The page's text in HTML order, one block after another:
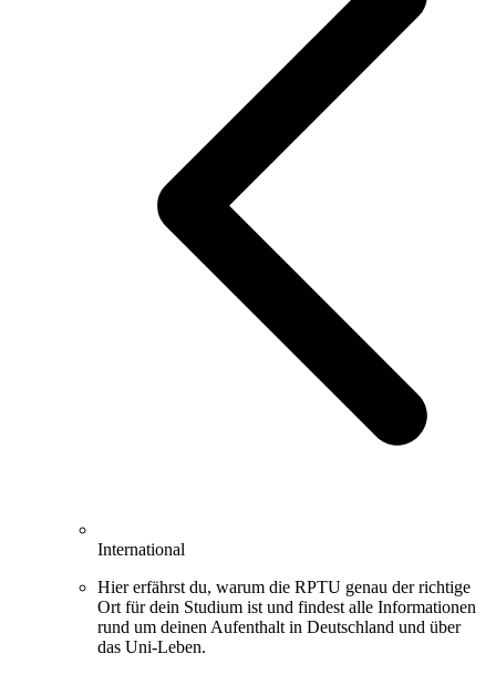
International
Hier erfährst du, warum die RPTU genau der richtige
Ort für dein Studium ist und findest alle Informationen
rund um deinen Aufenthalt in Deutschland und über
das Uni-Leben.